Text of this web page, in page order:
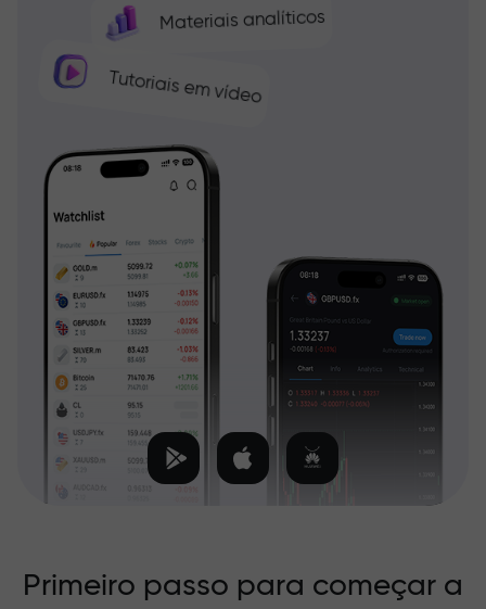
Materiais analíticos
Tutoriais em vídeo
Primeiro passo para começar a